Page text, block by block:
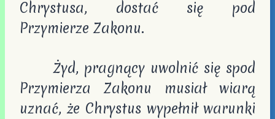
Chrystusa, dostać się pod
Przymierze Zakonu.
Żyd, pragnący uwolnić się spod
Przymierza Zakonu musiał wiarą
uznać, że Chrystus wypełnił warunki